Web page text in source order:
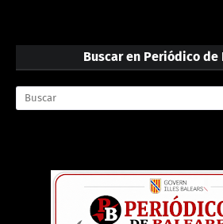
Buscar en Periódico de